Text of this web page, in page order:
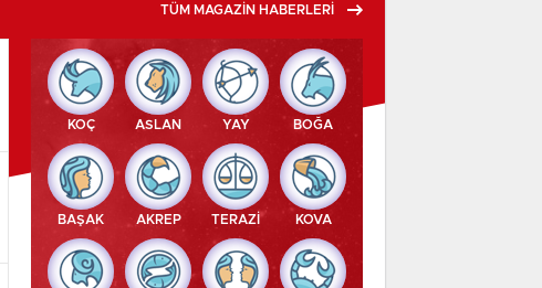
TÜM MAGAZİN HABERLERİ
KOÇ ASLAN YAY BOĞA
BAŞAK AKREP TERAZİ KOVA